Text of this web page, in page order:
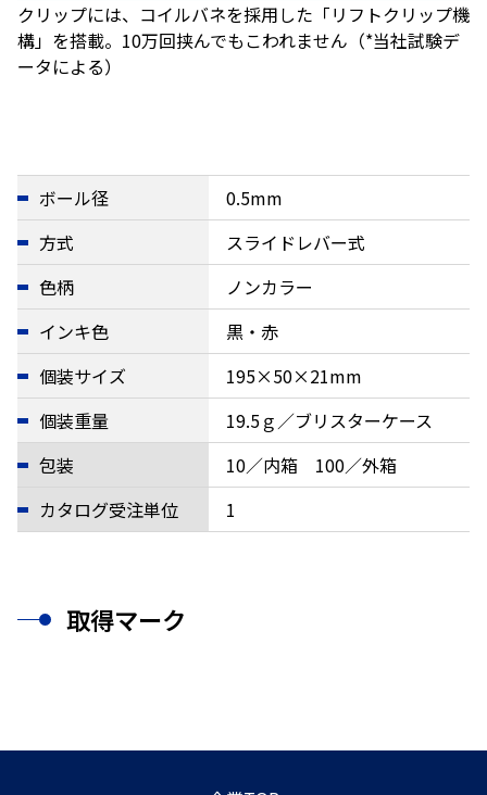
クリップには、コイルバネを採用した「リフトクリップ機
構」を搭載。10万回挟んでもこわれません（*当社試験デ
ータによる）
ボール径
0.5mm
方式
スライドレバー式
色柄
ノンカラー
インキ色
黒・赤
個装サイズ
195×50×21mm
個装重量
19.5ｇ／ブリスターケース
包装
10／内箱 100／外箱
カタログ受注単位
1
取得マーク